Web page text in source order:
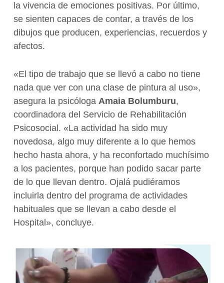
la vivencia de emociones positivas. Por último,
se sienten capaces de contar, a través de los
dibujos que producen, experiencias, recuerdos y
afectos.
«El tipo de trabajo que se llevó a cabo no tiene
nada que ver con una clase de pintura al uso»,
asegura la psicóloga Amaia Bolumburu,
coordinadora del Servicio de Rehabilitación
Psicosocial. «La actividad ha sido muy
novedosa, algo muy diferente a lo que hemos
hecho hasta ahora, y ha reconfortado muchísimo
a los pacientes, porque han podido sacar parte
de lo que llevan dentro. Ojalá pudiéramos
incluirla dentro del programa de actividades
habituales que se llevan a cabo desde el
Hospital», concluye.